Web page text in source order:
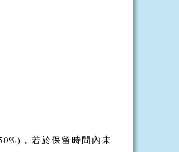
，若於保留時間內未